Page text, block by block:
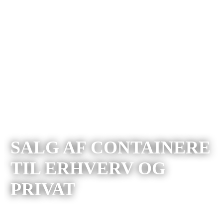
SALG AF CONTAINERE
TIL ERHVERV OG
PRIVAT